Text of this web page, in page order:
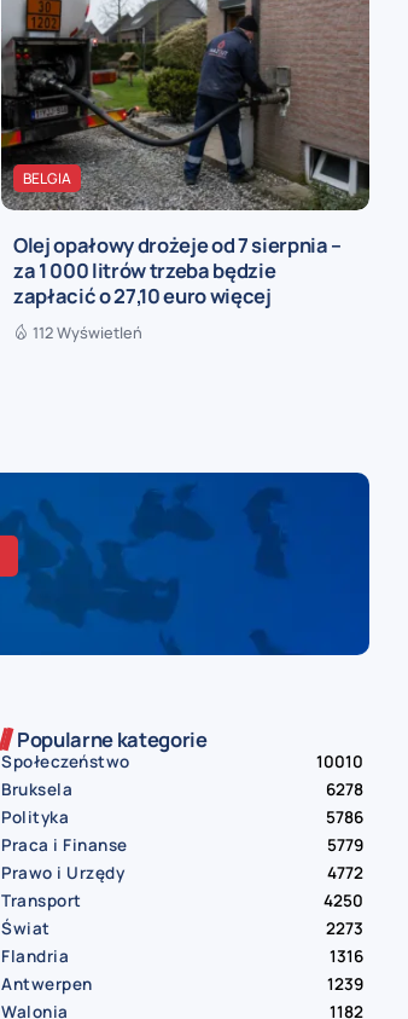
BELGIA
Olej opałowy drożeje od 7 sierpnia –
za 1 000 litrów trzeba będzie
zapłacić o 27,10 euro więcej
112 Wyświetleń
Popularne kategorie
Społeczeństwo
10010
Bruksela
6278
Polityka
5786
Praca i Finanse
5779
Prawo i Urzędy
4772
Transport
4250
Świat
2273
Flandria
1316
Antwerpen
1239
Walonia
1182